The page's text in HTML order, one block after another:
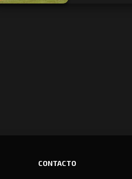
CONTACTO